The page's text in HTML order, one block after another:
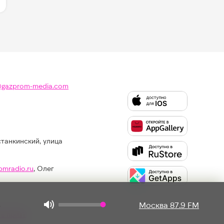
Москва 87.9 FM
media.com
улица
, Олег